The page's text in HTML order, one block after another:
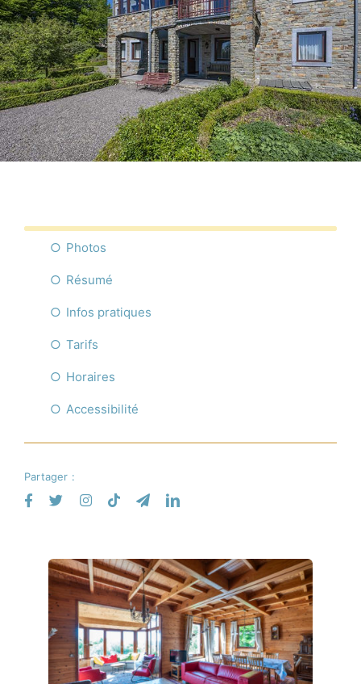
Commerces
Infos pratique
Français
Photos
Résumé
Infos pratiques
Tarifs
Horaires
Accessibilité
Partager :